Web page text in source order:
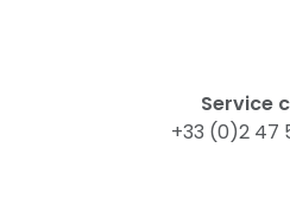
Service
+33 (0)2 47